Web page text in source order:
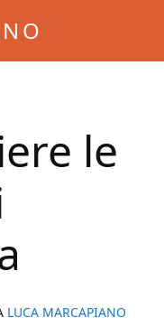
le
LUCA MARCAPIANO